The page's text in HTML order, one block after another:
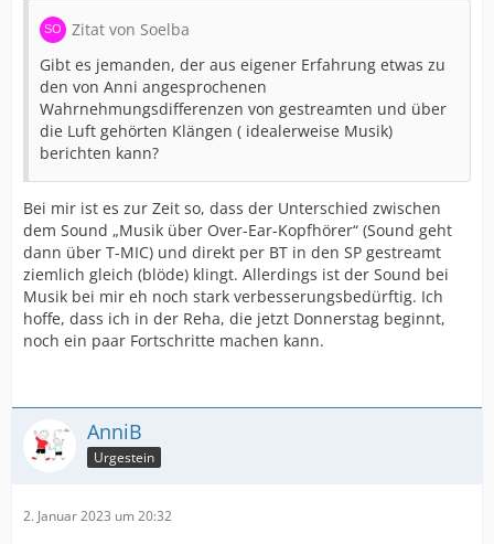
Zitat von Soelba
Gibt es jemanden, der aus eigener Erfahrung etwas zu
den von Anni angesprochenen
Wahrnehmungsdifferenzen von gestreamten und über
die Luft gehörten Klängen ( idealerweise Musik)
berichten kann?
Bei mir ist es zur Zeit so, dass der Unterschied zwischen
dem Sound „Musik über Over-Ear-Kopfhörer“ (Sound geht
dann über T-MIC) und direkt per BT in den SP gestreamt
ziemlich gleich (blöde) klingt. Allerdings ist der Sound bei
Musik bei mir eh noch stark verbesserungsbedürftig. Ich
hoffe, dass ich in der Reha, die jetzt Donnerstag beginnt,
noch ein paar Fortschritte machen kann.
AnniB
Urgestein
2. Januar 2023 um 20:32